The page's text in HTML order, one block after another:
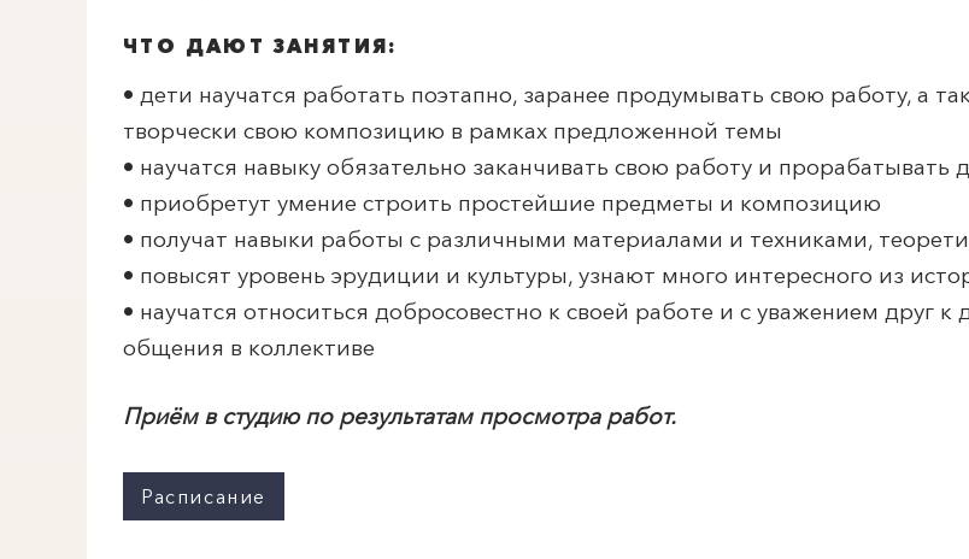
ЧТО ДАЮТ ЗАНЯТИЯ:
• дети научатся работать поэтапно, заранее продумывать свою работу, а
творчески свою композицию в рамках предложенной темы
• научатся навыку обязательно заканчивать свою работу и прорабатывать
• приобретут умение строить простейшие предметы и композицию
• получат навыки работы с различными материалами и техниками,
• повысят уровень эрудиции и культуры, узнают много интересного из
• научатся относиться добросовестно к своей работе и с уважением друг к
общения в коллективе
Приём в студию по результатам просмотра работ.
Расписание